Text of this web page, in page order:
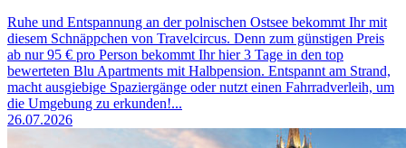
Ruhe und Entspannung an der polnischen Ostsee bekommt Ihr mit
diesem Schnäppchen von Travelcircus. Denn zum günstigen Preis
ab nur 95 € pro Person bekommt Ihr hier 3 Tage in den top
bewerteten Blu Apartments mit Halbpension. Entspannt am Strand,
macht ausgiebige Spaziergänge oder nutzt einen Fahrradverleih, um
die Umgebung zu erkunden!...
26.07.2026